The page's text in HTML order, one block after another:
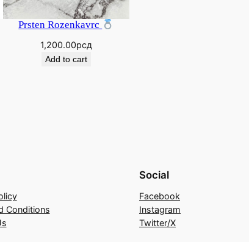
Prsten Rozenkavrc
1,200.00рсд
Add to cart
Conditions
Social
Facebook
Instagram
Twitter/X